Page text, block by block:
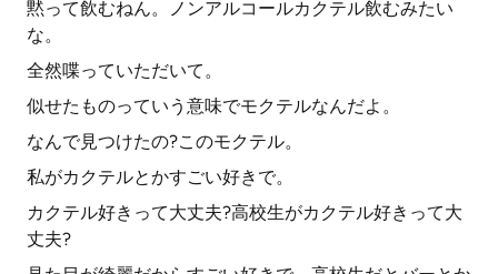
黙って飲むねん。ノンアルコールカクテル飲むみたい
な。
全然喋っていただいて。
似せたものっていう意味でモクテルなんだよ。
なんで見つけたの?このモクテル。
私がカクテルとかすごい好きで。
カクテル好きって大丈夫?高校生がカクテル好きって大
丈夫?